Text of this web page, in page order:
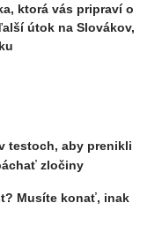
ktorá vás pripraví o
útok na Slovákov,
testoch, aby prenikli
zločiny
Musíte konať, inak